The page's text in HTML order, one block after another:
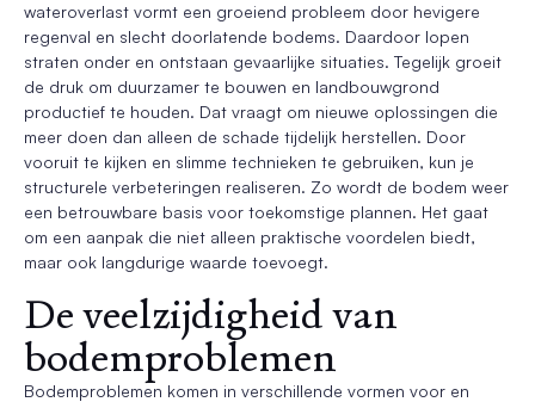
wateroverlast vormt een groeiend probleem door hevigere
regenval en slecht doorlatende bodems. Daardoor lopen
straten onder en ontstaan gevaarlijke situaties. Tegelijk groeit
de druk om duurzamer te bouwen en landbouwgrond
productief te houden. Dat vraagt om nieuwe oplossingen die
meer doen dan alleen de schade tijdelijk herstellen. Door
vooruit te kijken en slimme technieken te gebruiken, kun je
structurele verbeteringen realiseren. Zo wordt de bodem weer
een betrouwbare basis voor toekomstige plannen. Het gaat
om een aanpak die niet alleen praktische voordelen biedt,
maar ook langdurige waarde toevoegt.
De veelzijdigheid van
bodemproblemen
Bodemproblemen komen in verschillende vormen voor en